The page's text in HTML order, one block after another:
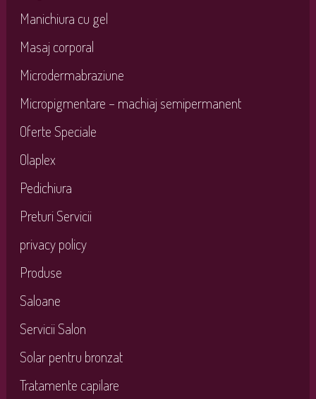
Manichiura cu gel
Masaj corporal
Microdermabraziune
Micropigmentare – machiaj semipermanent
Oferte Speciale
Olaplex
Pedichiura
Preturi Servicii
privacy policy
Produse
Saloane
Servicii Salon
Solar pentru bronzat
Tratamente capilare